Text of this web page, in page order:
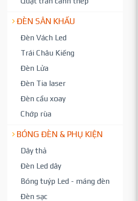
ĐÈN SÂN KHẤU
Đèn Vách Led
Trái Châu Kiếng
Đèn Lửa
Đèn Tia laser
Đèn cầu xoay
Chớp rùa
BÓNG ĐÈN & PHỤ KIỆN
Dây thả
Đèn Led dây
Bóng tuýp Led - máng đèn
Đèn sạc